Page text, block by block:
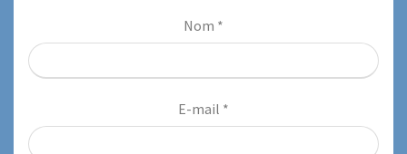
Nom *
E-mail *